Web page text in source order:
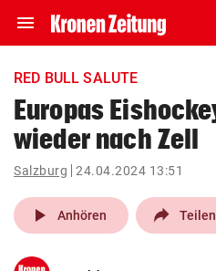
menu Navigation
ein-/ausklappen
account_circle Anmelden
pin_drop
Wien
RED BULL SALUTE
Europas
wieder nach Zell
Salzburg 24.04.2024 13:51
play_arrow Anhören Teilen